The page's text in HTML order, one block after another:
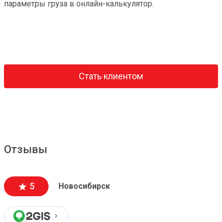
параметры груза в онлайн-калькулятор.
Стать клиентом
Отзывы
5 Новосибирск